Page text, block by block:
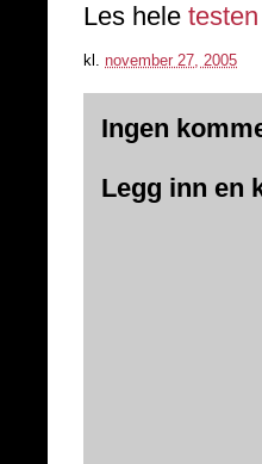
Les hele
kl. november 27, 2005
Ingen
Legg inn en